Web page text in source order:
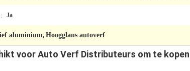
Ja
aluminium, Hoogglans autoverf
voor Auto Verf Distributeurs om te